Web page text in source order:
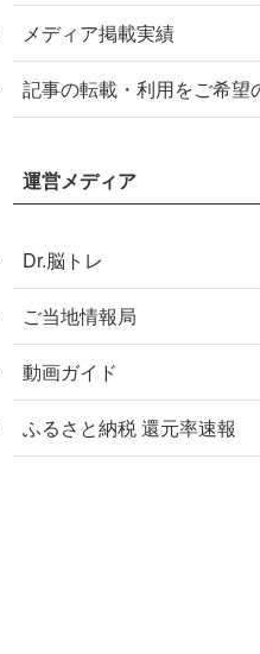
メディア掲載実績
記事の転載・利用をご希望
運営メディア
Dr.脳トレ
ご当地情報局
動画ガイド
ふるさと納税 還元率速報